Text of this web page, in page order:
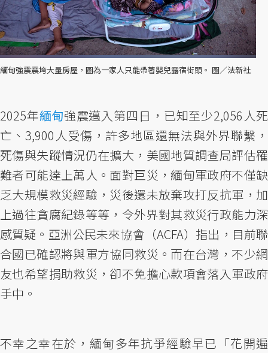
緬甸強震震垮大量房屋，圖為一家人只能帶著嬰兒露宿街頭。 圖／法新社
2025年緬甸強震邁入第四日，已知至少2,056人死
亡、3,900人受傷，許多地區還無法與外界聯繫，
死傷與失蹤情況仍在擴大，美國地質調查局評估罹
難者可能達上萬人。面對巨災，緬甸軍政府不僅缺
乏大規模救災經驗，災後還未放棄攻打反抗軍，加
上過往貪腐紀錄等等，令外界對其救災行政能力深
感質疑。亞洲公民未來協會（ACFA）指出，目前聯
合國已確認將與軍方協同救災。而在台灣，不少網
友也希望捐助救災，卻不免擔心款項會落入軍政府
手中。
不幸之幸在於，緬甸多年抗爭經驗早已「花開遍